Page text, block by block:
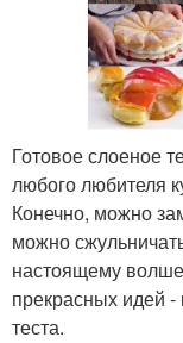
Готовое слоеное
любого любителя
Конечно, можно
можно
настоящему
прекрасных идей -
теста.